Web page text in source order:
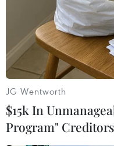
JG Wentworth
$15k In
Program"